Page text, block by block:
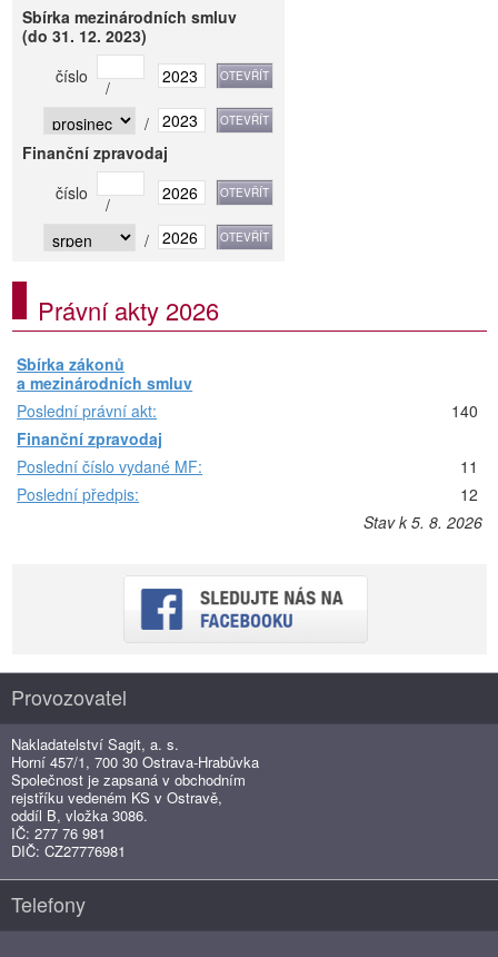
Sbírka mezinárodních smluv
(do 31. 12. 2023)
číslo
/
/
Finanční zpravodaj
číslo
/
/
Právní akty 2026
Sbírka zákonů
a mezinárodních smluv
Poslední právní akt:
140
Finanční zpravodaj
Poslední číslo vydané MF:
11
Poslední předpis:
12
Stav k 5. 8. 2026
Provozovatel
Nakladatelství Sagit, a. s.
Horní 457/1, 700 30 Ostrava-Hrabůvka
Společnost je zapsaná v obchodním
rejstříku vedeném KS v Ostravě,
oddíl B, vložka 3086.
IČ: 277 76 981
DIČ: CZ27776981
Telefony